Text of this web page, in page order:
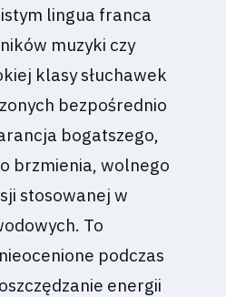
lingua franca
muzyki czy
klasy słuchawek
bezpośrednio
bogatszego,
brzmienia, wolnego
stosowanej w
To
podczas
energii